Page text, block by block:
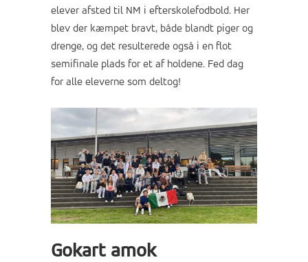
elever afsted til NM i efterskolefodbold. Her
blev der kæmpet bravt, både blandt piger og
drenge, og det resulterede også i en flot
semifinale plads for et af holdene. Fed dag
for alle eleverne som deltog!
Gokart amok